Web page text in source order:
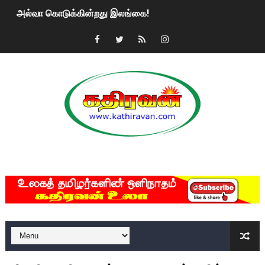
அல்வா கொடுக்கின்றது இலங்கை!
2ஆம் நாள் உக்ரைன் யுத்தம்!! எங்களைத் தனிமையில்
மகிந்த ராஜபக்சே பதவி விலக திட்டம்?
ரவுடி பேபிக்கு நடந்த தரமான சம்பவம்.. ஆபாச வீடியோக்களால்
குண்டை தூக்கிப்போட்ட ஆய்வு…. இந்தியாவின் “கோவிஷீல்டு”
யாழில் தமிழின தலைவர் பிரபாகரனின் பிறந்தநாளை
ஏர்போர்ட்டில் உதைத்த நபர் யார், என்ன நடந்தது?: உண்மையை
சீனா இலங்கையிடம் 8 மில்லியன் அமெரிக்க டொலர் நட்டஈடு